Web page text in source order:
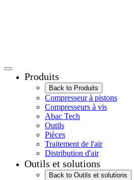
Produits
Back to Produits
Compresseur à pistons
Compresseurs à vis
Abac Tech
Outils
Pièces
Traitement de l'air
Distribution d'air
Outils et solutions
Back to Outils et solutions